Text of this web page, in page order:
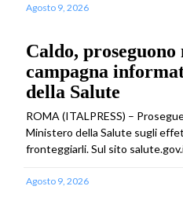
Agosto 9, 2026
Caldo,
campagna
della Salute
ROMA (ITALPRESS) –
Ministero della Salute sugli
fronteggiarli. Sul sito
Agosto 9, 2026